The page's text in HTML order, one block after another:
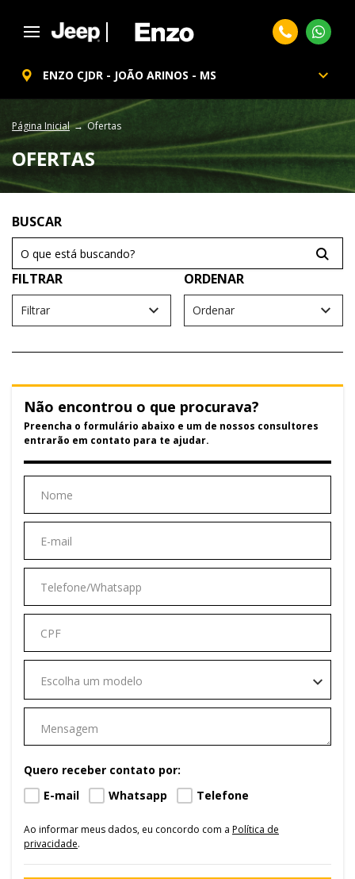
ENZO CJDR - JOÃO ARINOS - MS
Página Inicial Ofertas
OFERTAS
Filtrar Ordenar
Não encontrou o que procurava?
Preencha o formulário abaixo e um de nossos consultores
entrarão em contato para te ajudar.
Escolha um modelo
Quero receber contato por:
E-mail
Whatsapp Telefone
Ao informar meus dados, eu concordo com a Política de
privacidade.